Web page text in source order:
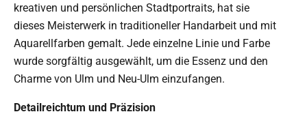
kreativen und persönlichen Stadtportraits, hat sie
dieses Meisterwerk in traditioneller Handarbeit und mit
Aquarellfarben gemalt. Jede einzelne Linie und Farbe
wurde sorgfältig ausgewählt, um die Essenz und den
Charme von Ulm und Neu-Ulm einzufangen.
Detailreichtum und Präzision